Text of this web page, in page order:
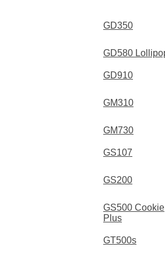
GD350
GD580
GD910
GM310
GM730
GS107
GS200
GS500 Cookie
Plus
GT500s